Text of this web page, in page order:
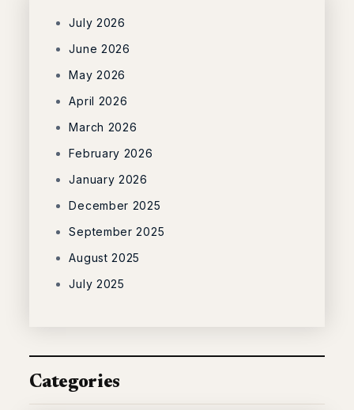
July 2026
June 2026
May 2026
April 2026
March 2026
February 2026
January 2026
December 2025
September 2025
August 2025
July 2025
Categories